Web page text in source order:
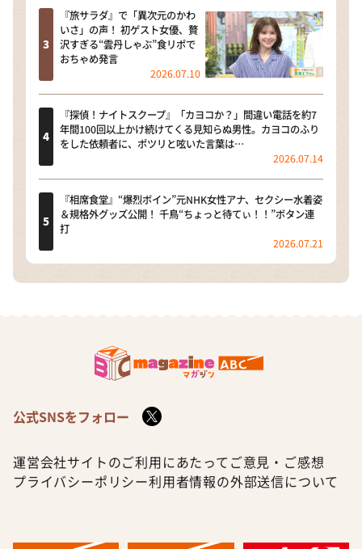
『旅サラダ』で「異次元のかわ
いさ」の声！ 初ゲスト女優、贅
沢すぎる“雲丹しゃぶ”食リポで
おちゃめ発言
2026.07.10
『探偵！ナイトスクープ』「カヨコか？」間違い電話を約7
年間100回以上かけ続けてくる見知らぬ男性。カヨコのふり
をした依頼者に、ポツリと呟いた言葉は…
2026.07.14
『相席食堂』“爆烈ボイン”元NHK女性アナ、セクシー水着姿
＆規格外グッズ公開！ 千鳥“ちょっと待てぃ！！”ボタン連
打
2026.07.21
公式SNSをフォロー
運営会社サイトのご利用にあたって ご意見・ご感想
プライバシーポリシー利用者情報の外部送信について